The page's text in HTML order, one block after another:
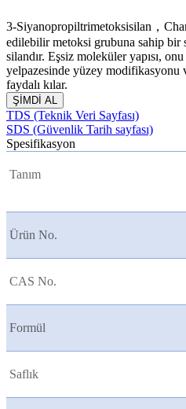
3-Siyanopropiltrimetoksisilan，
edilebilir metoksi grubuna sahip
silandır. Eşsiz moleküler yapısı,
yelpazesinde yüzey modifikasyonu
faydalı kılar.
ŞİMDİ AL
TDS (Teknik Veri Sayfası)
SDS (Güvenlik Tarih sayfası)
Spesifikasyon
Tanım
Ürün No.
CAS No.
Formül
Saflık